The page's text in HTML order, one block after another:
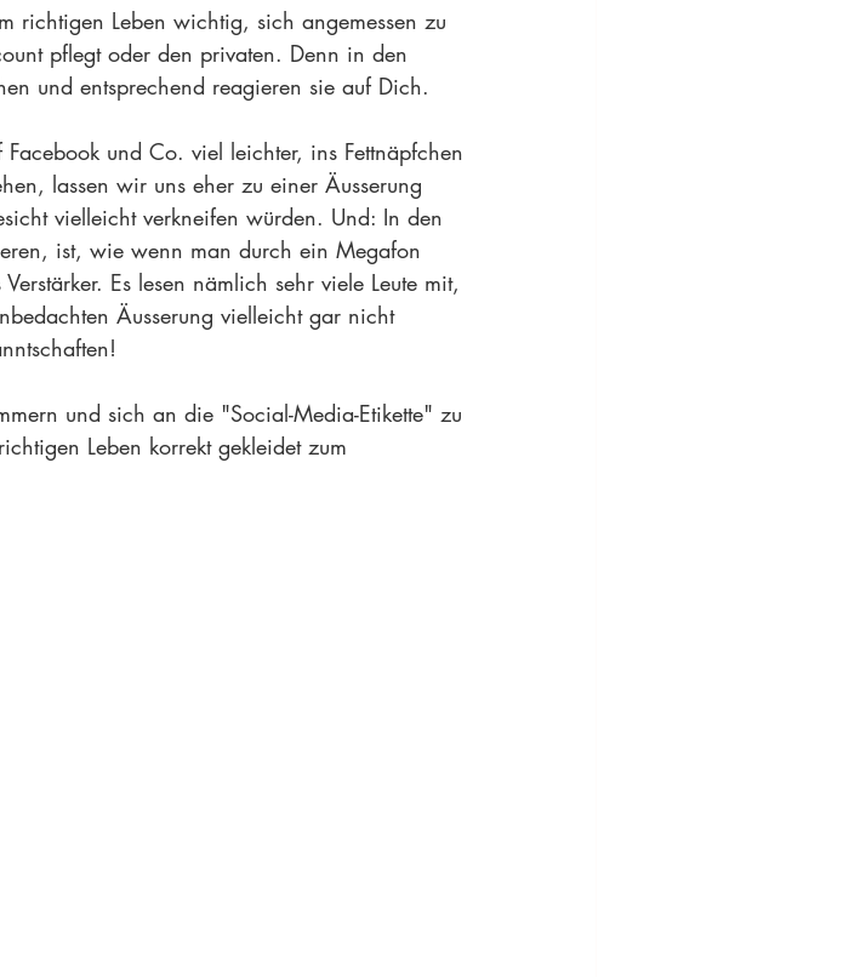
richtigen Leben wichtig, sich angemessen zu
pflegt oder den privaten. Denn in den
und entsprechend reagieren sie auf Dich.
und Co. viel leichter, ins Fettnäpfchen
lassen wir uns eher zu einer Äusserung
vielleicht verkneifen würden. Und: In den
ist, wie wenn man durch ein Megafon
Es lesen nämlich sehr viele Leute mit,
Äusserung vielleicht gar nicht
und sich an die "Social-Media-Etikette" zu
Leben korrekt gekleidet zum